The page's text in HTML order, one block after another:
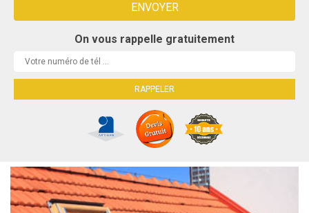
On vous rappelle gratuitement